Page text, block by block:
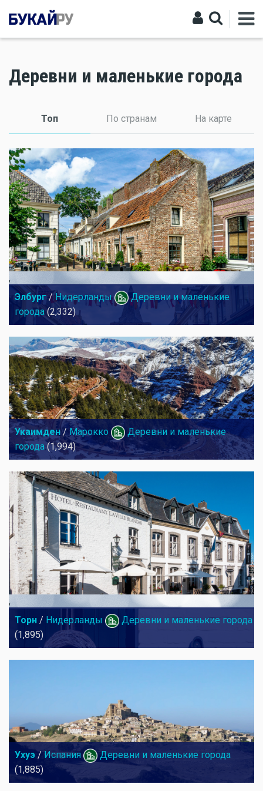
Деревни и маленькие города
Топ (активная вкладка)
По странам На карте
,
,
Элбург/Нидерланды
Деревни и маленькие
города (2,332)
Укаимден/ Марокко
Деревни и маленькие
города(1,994)
,
,
Торн / Нидерланды
Деревни и маленькие города
(1,895)
Ухуэ /Испания
Деревни и маленькие города
(1,885)